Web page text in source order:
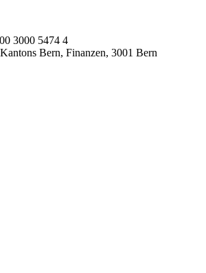
3000 5474 4
Bern, Finanzen, 3001 Bern